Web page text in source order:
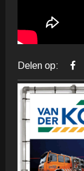
Delen op: